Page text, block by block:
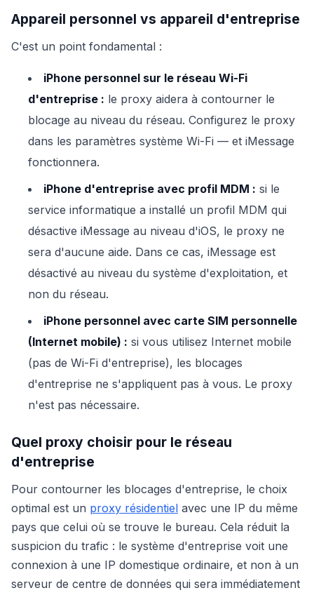
Appareil personnel vs appareil d'entreprise
C'est un point fondamental :
iPhone personnel sur le réseau Wi-Fi
d'entreprise : le proxy aidera à contourner le
blocage au niveau du réseau. Configurez le proxy
dans les paramètres système Wi-Fi — et iMessage
fonctionnera.
iPhone d'entreprise avec profil MDM : si le
service informatique a installé un profil MDM qui
désactive iMessage au niveau d'iOS, le proxy ne
sera d'aucune aide. Dans ce cas, iMessage est
désactivé au niveau du système d'exploitation, et
non du réseau.
iPhone personnel avec carte SIM personnelle
(Internet mobile) : si vous utilisez Internet mobile
(pas de Wi-Fi d'entreprise), les blocages
d'entreprise ne s'appliquent pas à vous. Le proxy
n'est pas nécessaire.
Quel proxy choisir pour le réseau
d'entreprise
Pour contourner les blocages d'entreprise, le choix
optimal est un proxy résidentiel avec une IP du même
pays que celui où se trouve le bureau. Cela réduit la
suspicion du trafic : le système d'entreprise voit une
connexion à une IP domestique ordinaire, et non à un
serveur de centre de données qui sera immédiatement